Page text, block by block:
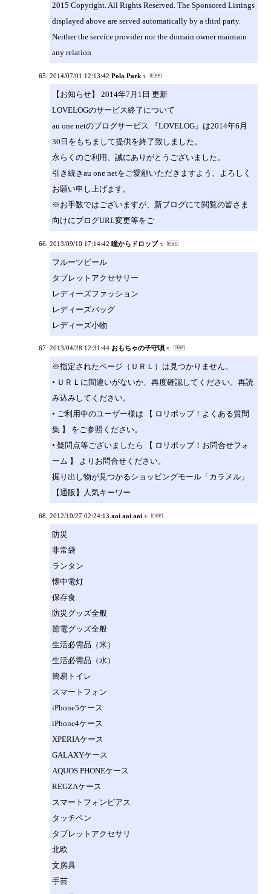
2015 Copyright. All Rights Reserved. The Sponsored Listings
displayed above are served automatically by a third party.
Neither the service provider nor the domain owner maintain
any relation
2014/07/01 12:13:42 Pola Park
【お知らせ】 2014年7月1日 更新
LOVELOGのサービス終了について
au one netのブログサービス 『LOVELOG』は2014年6月
30日をもちまして提供を終了致しました。
永らくのご利用、誠にありがとうございました。
引き続きau one netをご愛顧いただきますよう、よろしく
お願い申し上げます。
※お手数ではございますが、新ブログにて閲覧の皆さま
向けにブログURL変更等をご
2013/09/10 17:14:42 瞳からドロップ
フルーツビール
タブレットアクセサリー
レディーズファッション
レディーズバッグ
レディーズ小物
2013/04/28 12:31:44 おもちゃの子守唄
※指定されたページ（ＵＲＬ）は見つかりません。
• ＵＲＬに間違いがないか、再度確認してください。再読
み込みしてください。
• ご利用中のユーザー様は 【 ロリポップ！よくある質問
集 】 をご参照ください。
• 疑問点等ございましたら 【 ロリポップ！お問合せフォ
ーム 】 よりお問合せください。
掘り出し物が見つかるショッピングモール「カラメル」
【通販】人気キーワー
2012/10/27 02:24:13 aoi aoi aoi
防災
非常袋
ランタン
懐中電灯
保存食
防災グッズ全般
節電グッズ全般
生活必需品（米）
生活必需品（水）
簡易トイレ
スマートフォン
iPhone5ケース
iPhone4ケース
XPERIAケース
GALAXYケース
AQUOS PHONEケース
REGZAケース
スマートフォンピアス
タッチペン
タブレットアクセサリ
北欧
文房具
手芸